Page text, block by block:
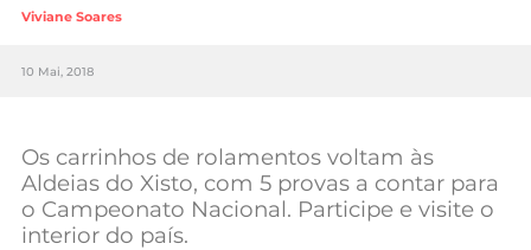
Sociedade
Tecnologia
Negócios
Mundial 2026
Viviane Soares
10 Mai, 2018
Os carrinhos de rolamentos voltam às
Aldeias do Xisto, com 5 provas a contar para
o Campeonato Nacional. Participe e visite o
interior do país.